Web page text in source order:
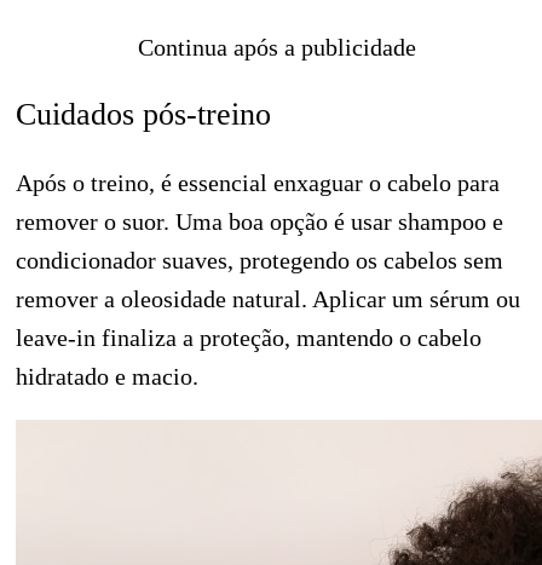
Continua após a publicidade
Cuidados pós-treino
Após o treino, é essencial enxaguar o cabelo para
remover o suor. Uma boa opção é usar shampoo e
condicionador suaves, protegendo os cabelos sem
remover a oleosidade natural. Aplicar um sérum ou
leave-in finaliza a proteção, mantendo o cabelo
hidratado e macio.